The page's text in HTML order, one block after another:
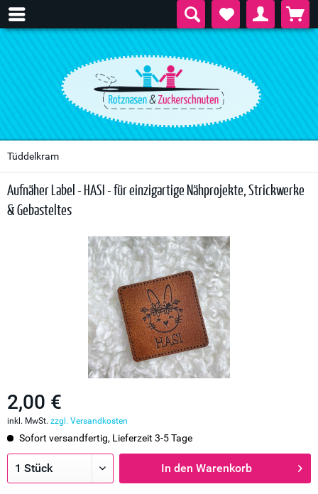
Tüddelkram
Aufnäher Label - HASI - für einzigartige Nähprojekte, Strickwerke
& Gebasteltes
2,00 €
inkl. MwSt. zzgl. Versandkosten
Sofort versandfertig, Lieferzeit 3-5 Tage
In den Warenkorb